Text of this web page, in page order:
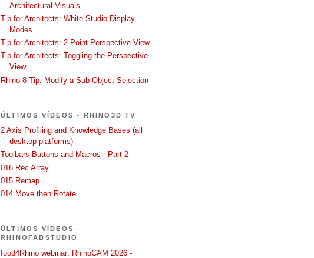
Architectural Visuals
Tip for Architects: White Studio Display
Modes
Tip for Architects: 2 Point Perspective View
Tip for Architects: Toggling the Perspective
View
Rhino 8 Tip: Modify a Sub-Object Selection
ÚLTIMOS VÍDEOS - RHINO3D TV
2 Axis Profiling and Knowledge Bases (all
desktop platforms)
Toolbars Buttons and Macros - Part 2
016 Rec Array
015 Remap
014 Move then Rotate
ÚLTIMOS VÍDEOS -
RHINOFABSTUDIO
food4Rhino webinar: RhinoCAM 2026 -